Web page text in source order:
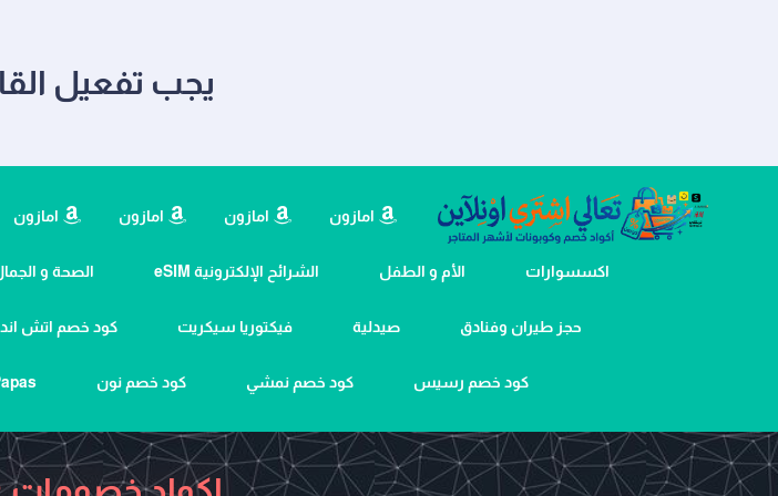
يجب تفعيل
امازون امازون امازون امازون
اكسسوارات الأم و الطفل الشرائح الإلكترونية eSIM الصحة و
حجز طيران وفنادق صيدلية فيكتوريا سيكريت كود خصم اتش اند
كود خصم رسيس كود خصم نمشي كود خصم نون